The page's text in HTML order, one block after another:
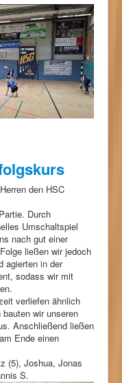
den HSC
Durch
Umschaltspiel
nach gut einer
ließen wir jedoch
agierten in der
sodass wir mit
verliefen ähnlich
wir unseren
Anschließend ließen
Ende einen
(5), Joshua, Jonas
S.